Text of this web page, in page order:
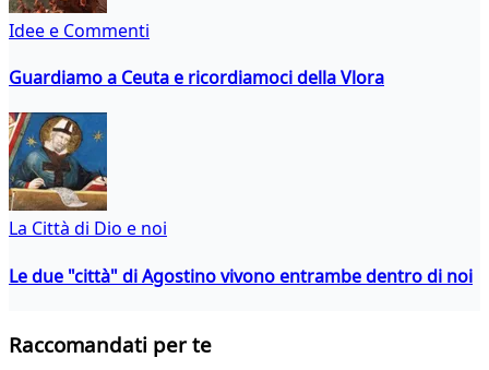
Idee e Commenti
Guardiamo a Ceuta e ricordiamoci della Vlora
La Città di Dio e noi
Le due "città" di Agostino vivono entrambe dentro di noi
Raccomandati per te